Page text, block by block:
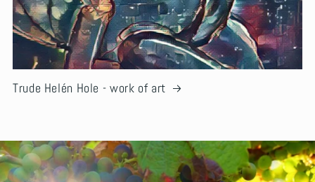
Trude Helén Hole - work of art